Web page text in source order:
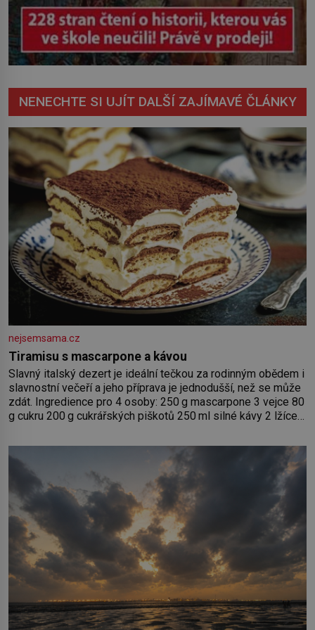
NENECHTE SI UJÍT DALŠÍ ZAJÍMAVÉ ČLÁNKY
nejsemsama.cz
Tiramisu s mascarpone a kávou
Slavný italský dezert je ideální tečkou za rodinným obědem i
slavnostní večeří a jeho příprava je jednodušší, než se může
zdát. Ingredience pro 4 osoby: 250 g mascarpone 3 vejce 80
g cukru 200 g cukrářských piškotů 250 ml silné kávy 2 lžíce
bílků. Žloutky vyšlehejte s cukrem do světlé pěny a postupně
do nich vmíchejte mascarpone, aby vznikl hladký